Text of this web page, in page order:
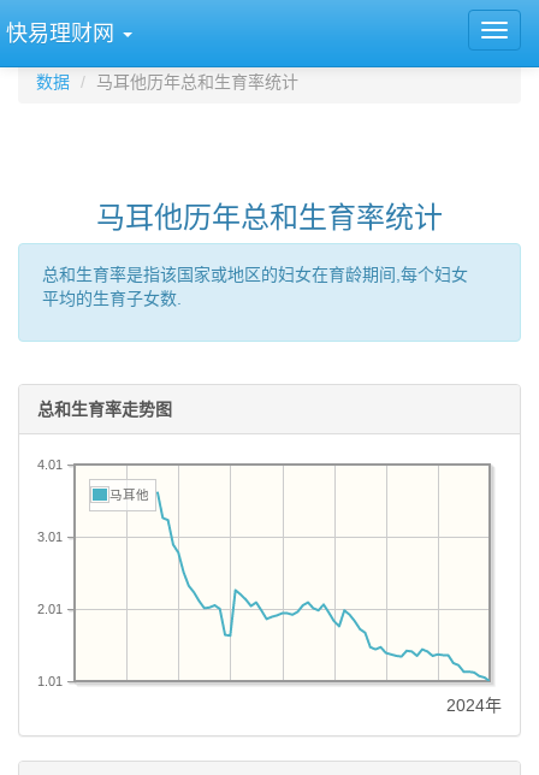
快易理财网
数据 马耳他历年总和生育率统计
马耳他历年总和生育率统计
总和生育率是指该国家或地区的妇女在育龄期间,每个妇女
平均的生育子女数.
总和生育率走势图
1.01
2.01
3.01
4.01
马耳他
2024年